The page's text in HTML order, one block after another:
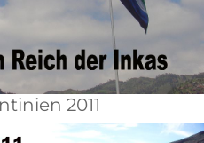
2011